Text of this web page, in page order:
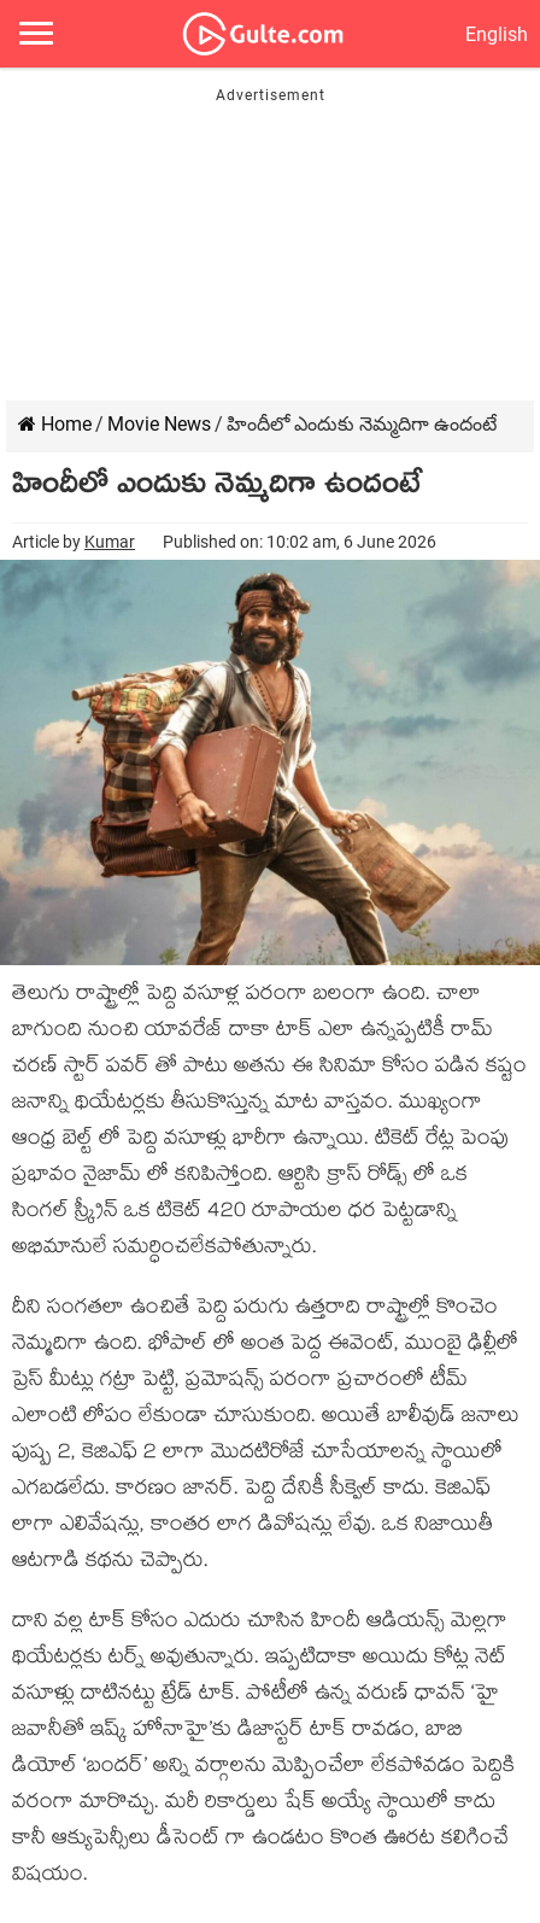
English
Home/ Movie News/ హిందీలో ఎందుకు నెమ్మదిగా ఉందంటే
హిందీలో ఎందుకు నెమ్మదిగా ఉందంటే
Article by Kumar Published on: 10:02 am, 6 June 2026
తెలుగు రాష్ట్రాల్లో పెద్ది వసూళ్ల పరంగా బలంగా ఉంది. చాలా
బాగుంది నుంచి యావరేజ్ దాకా టాక్ ఎలా ఉన్నప్పటికీ రామ్
చరణ్ స్టార్ పవర్ తో పాటు అతను ఈ సినిమా కోసం పడిన కష్టం
జనాన్ని థియేటర్లకు తీసుకొస్తున్న మాట వాస్తవం. ముఖ్యంగా
ఆంధ్ర బెల్ట్ లో పెద్ది వసూళ్లు భారీగా ఉన్నాయి. టికెట్ రేట్ల పెంపు
ప్రభావం నైజామ్ లో కనిపిస్తోంది. ఆర్టిసి క్రాస్ రోడ్స్ లో ఒక
సింగల్ స్క్రీన్ ఒక టికెట్ 420 రూపాయల ధర పెట్టడాన్ని
అభిమానులే సమర్ధించలేకపోతున్నారు.
దీని సంగతలా ఉంచితే పెద్ది పరుగు ఉత్తరాది రాష్ట్రాల్లో కొంచెం
నెమ్మదిగా ఉంది. భోపాల్ లో అంత పెద్ద ఈవెంట్, ముంబై ఢిల్లీలో
ప్రెస్ మీట్లు గట్రా పెట్టి, ప్రమోషన్స్ పరంగా ప్రచారంలో టీమ్
ఎలాంటి లోపం లేకుండా చూసుకుంది. అయితే బాలీవుడ్ జనాలు
పుష్ప 2, కెజిఎఫ్ 2 లాగా మొదటిరోజే చూసేయాలన్న స్థాయిలో
ఎగబడలేదు. కారణం జానర్. పెద్ది దేనికీ సీక్వెల్ కాదు. కెజిఎఫ్
లాగా ఎలివేషన్లు, కాంతర లాగ డివోషన్లు లేవు. ఒక నిజాయితీ
ఆటగాడి కథను చెప్పారు.
దాని వల్ల టాక్ కోసం ఎదురు చూసిన హిందీ ఆడియన్స్ మెల్లగా
థియేటర్లకు టర్న్ అవుతున్నారు. ఇప్పటిదాకా అయిదు కోట్ల నెట్
వసూళ్లు దాటినట్టు ట్రేడ్ టాక్. పోటీలో ఉన్న వరుణ్ ధావన్ ‘హై
జవానీతో ఇష్క్ హోనాహై’కు డిజాస్టర్ టాక్ రావడం, బాబి
డియోల్ ‘బందర్’ అన్ని వర్గాలను మెప్పించేలా లేకపోవడం పెద్దికి
వరంగా మారొచ్చు. మరీ రికార్డులు షేక్ అయ్యే స్థాయిలో కాదు
కానీ ఆక్యుపెన్సీలు డీసెంట్ గా ఉండటం కొంత ఊరట కలిగించే
విషయం.